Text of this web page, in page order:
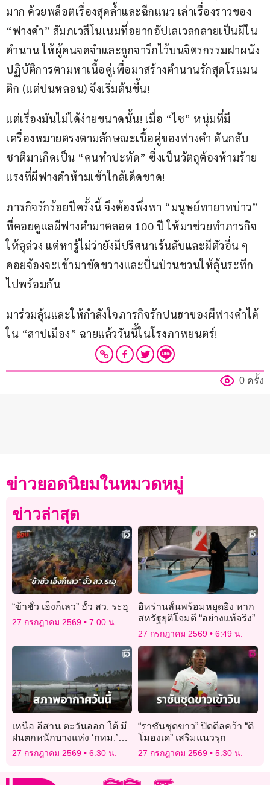
มาก ด้วยพล็อตเรื่องสุดล้ำและฉีกแนว เล่าเรื่องราวของ
“ฟางคำ” สัมภเวสีโนเนมที่อยากอัปเลเวลกลายเป็นผีใน
ตำนาน ให้ผู้คนจดจำและถูกจารึกไว้บนจิตรกรรมฝาผนัง
ปฏิบัติการตามหาเนื้อคู่เพื่อมาสร้างตำนานรักสุดโรแมน
ติก (แต่ปนหลอน) จึงเริ่มต้นขึ้น!
​แต่เรื่องมันไม่ได้ง่ายขนาดนั้น! เมื่อ “ไซ” หนุ่มที่มี
เครื่องหมายตรงตามลักษณะเนื้อคู่ของฟางคำ ดันกลับ
ชาติมาเกิดเป็น “คนทำปะทัด” ซึ่งเป็นวัตถุต้องห้ามร้าย
แรงที่ผีฟางคำห้ามเข้าใกล้เด็ดขาด!
​ภารกิจรักร้อยปีครั้งนี้ จึงต้องพึ่งพา “มนุษย์ทายาทบ่าว”
ที่คอยดูแลผีฟางคำมาตลอด 100 ปี ให้มาช่วยทำภารกิจ
ให้ลุล่วง แต่หารู้ไม่ว่ายังมีปริศนาเร้นลับและผีตัวอื่น ๆ
คอยจ้องจะเข้ามาขัดขวางและปั่นป่วนชวนให้ลุ้นระทึก
ไปพร้อมกัน
​มาร่วมลุ้นและให้กำลังใจภารกิจรักปนฮาของผีฟางคำได้
ใน “สาปเมือง” ฉายแล้ววันนี้ในโรงภาพยนตร์!
0 ครั้ง
ข่าวยอดนิยมในหมวดหมู่
ข่าวล่าสุด
“ข้าชั่ว เอ็งก็เลว” ฮั้ว สว. ระอุ
27 กรกฎาคม 2569 7:00 น.
อิหร่านลั่นพร้อมหยุดยิง หาก
สหรัฐยุติโจมตี “อย่างแท้จริง”
27 กรกฎาคม 2569 6:49 น.
เหนือ อีสาน ตะวันออก ใต้ มี
ฝนตกหนักบางแห่ง ‘กทม.’
ฝนฟ้าคะนอง ร้อยละ 40 ของ
27 กรกฎาคม 2569 6:30 น.
“ราชันชุดขาว” ปิดดีลคว้า “ดิ
โมองเด” เสริมแนวรุก
27 กรกฎาคม 2569 5:30 น.